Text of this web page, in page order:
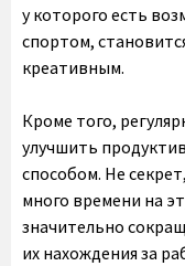
у которого есть
спортом,
креативным.
Кроме того,
улучшить
способом. Не
много времени на
значительно
их нахождения за